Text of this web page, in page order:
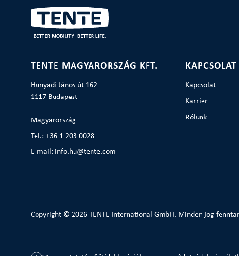
TENTE MAGYARORSZÁG KFT.
Hunyadi János út 162
1117 Budapest
Magyarország
Tel.: +36 1 203 0028
E-mail: info.hu@tente.com
KAPCSOLAT
Kapcsolat
Karrier
Rólunk
Copyright © 2026 TENTE International GmbH. Minden jog